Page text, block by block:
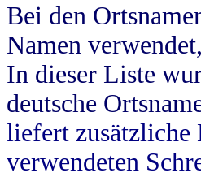
Bei den
Namen
In dieser Liste
deutsche
liefert zusätzliche
verwendeten